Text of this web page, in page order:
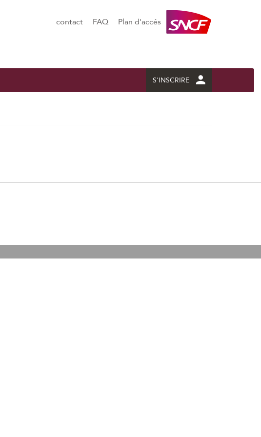
contact FAQ Plan d'accés
S'INSCRIRE